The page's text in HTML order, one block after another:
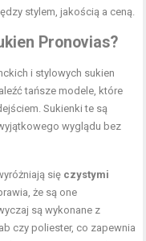
stylem, jakością a ceną.
Pronovias?
i stylowych sukien
tańsze modele, które
Sukienki te są
wyglądu bez
się czystymi
że są one
są wykonane z
czy poliester, co zapewnia